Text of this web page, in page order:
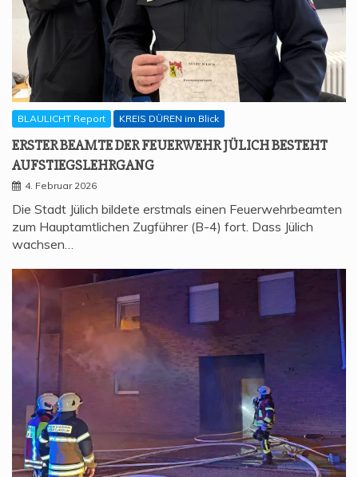
BLAULICHT Report KREIS DÜREN im Blick
ERS­TER BEAM­TE DER FEU­ER­WEHR JÜLICH BESTEHT
AUFSTIEGSLEHRGANG
4. Februar 2026
Die Stadt Jülich bildete erstmals einen Feuerwehrbeamten
zum Hauptamtlichen Zugführer (B-4) fort. Dass Jülich
wachsen…